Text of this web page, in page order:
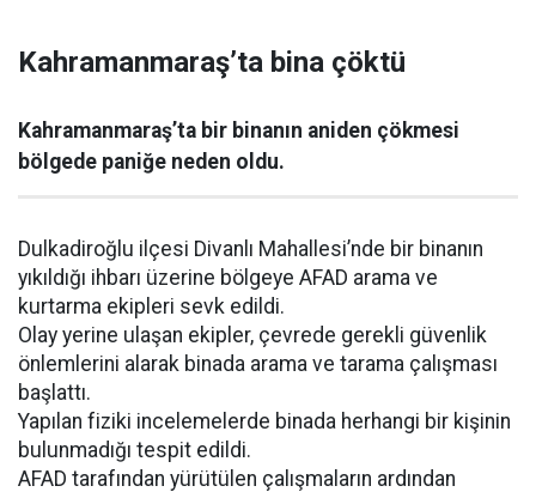
Kahramanmaraş’ta bina çöktü
Kahramanmaraş’ta bir binanın aniden çökmesi
bölgede paniğe neden oldu.
Dulkadiroğlu ilçesi Divanlı Mahallesi’nde bir binanın
yıkıldığı ihbarı üzerine bölgeye AFAD arama ve
kurtarma ekipleri sevk edildi.
Olay yerine ulaşan ekipler, çevrede gerekli güvenlik
önlemlerini alarak binada arama ve tarama çalışması
başlattı.
Yapılan fiziki incelemelerde binada herhangi bir kişinin
bulunmadığı tespit edildi.
AFAD tarafından yürütülen çalışmaların ardından